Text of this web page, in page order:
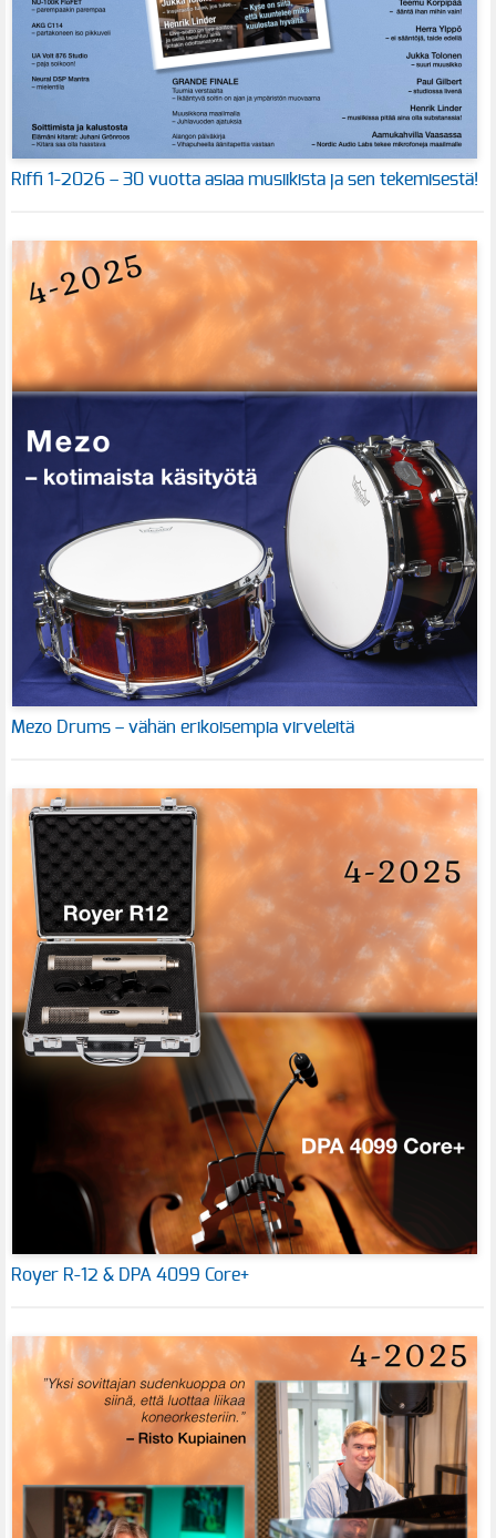
Riffi 1-2026 – 30 vuotta asiaa musiikista ja sen tekemisestä!
Mezo Drums – vähän erikoisempia virveleitä
Royer R-12 & DPA 4099 Core+